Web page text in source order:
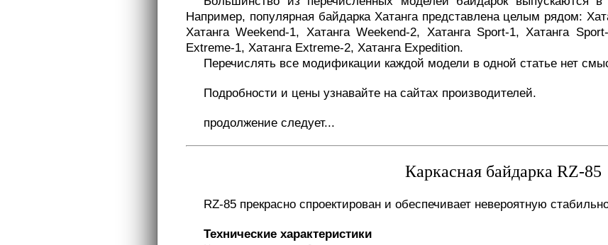
Например, популярная байдарка Хатанга представлена целым рядом:
Хатанга Weekend-1, Хатанга Weekend-2, Хатанга Sport-1, Хатанга
Extreme-1, Хатанга Extreme-2, Хатанга Expedition.
Перечислять все модификации каждой модели в одной статье нет
Подробности и цены узнавайте на сайтах производителей.
продолжение следует...
Каркасная байдарка RZ-85
RZ-85 прекрасно спроектирован и обеспечивает невероятную
Технические характеристики